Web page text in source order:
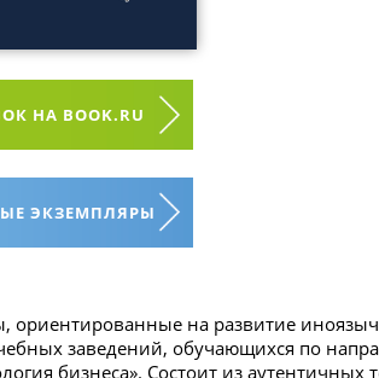
НА BOOK.RU
ЭКЗЕМПЛЯРЫ
ориентированные на развитие
заведений, обучающихся по
бизнеса». Состоит из аутентичных